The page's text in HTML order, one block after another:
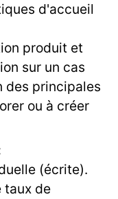
d'accueil
produit et
sur un cas
des principales
ou à créer
(écrite).
taux de